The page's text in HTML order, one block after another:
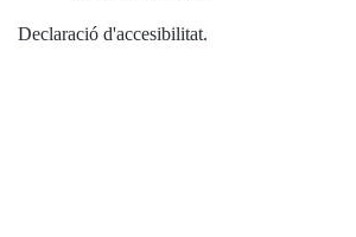
Declaració d'accesibilitat.